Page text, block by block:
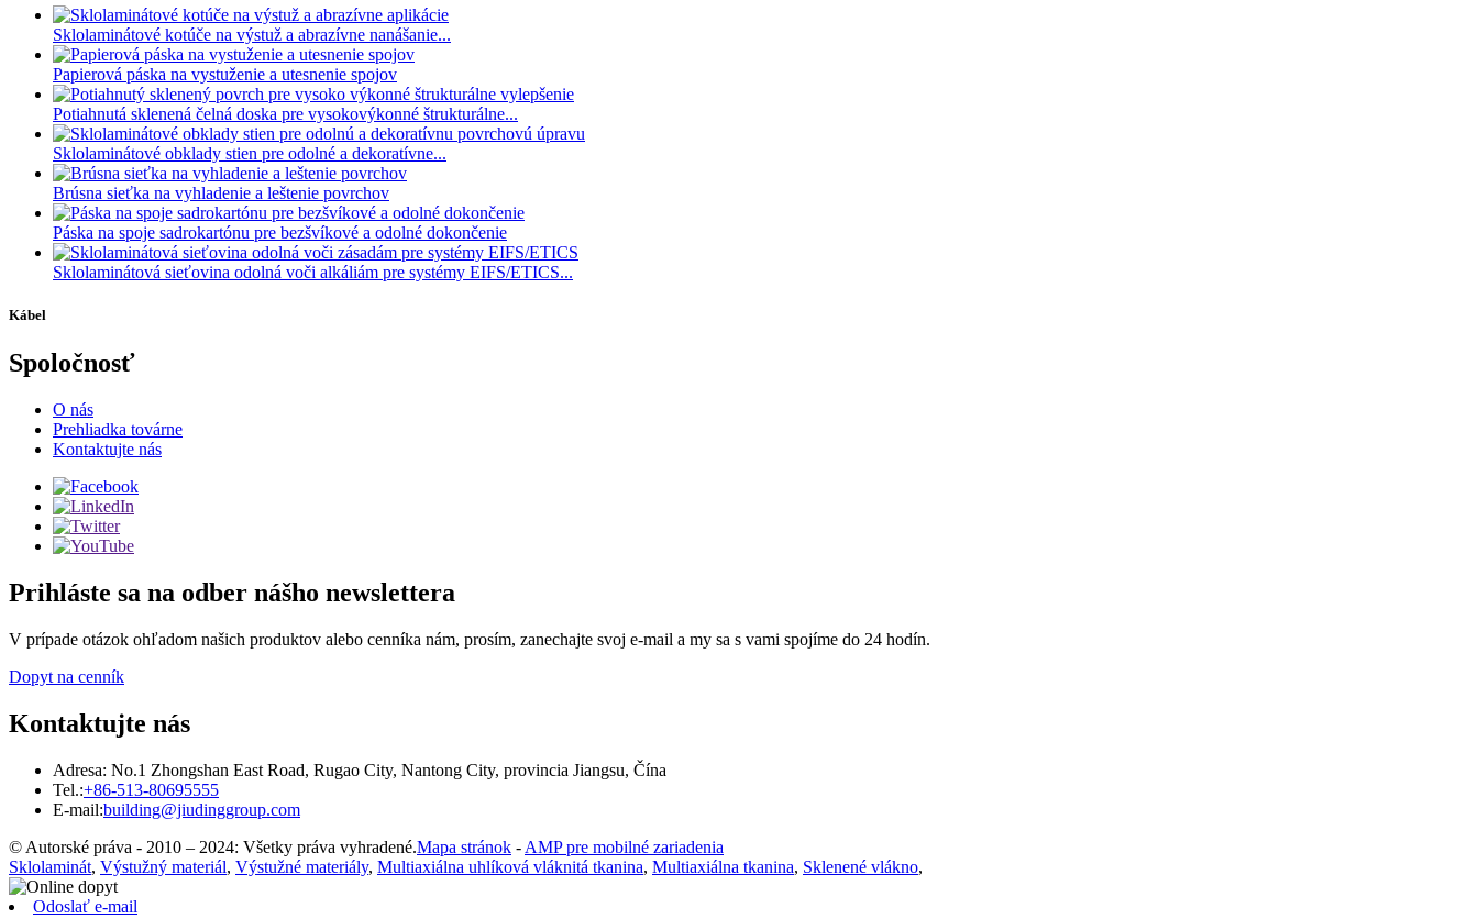
Sklolaminátové kotúče na výstuž a abrazívne nanášanie...
Papierová páska na vystuženie a utesnenie spojov
Potiahnutá sklenená čelná doska pre vysokovýkonné štrukturálne...
Sklolaminátové obklady stien pre odolné a dekoratívne...
Brúsna sieťka na vyhladenie a leštenie povrchov
Páska na spoje sadrokartónu pre bezšvíkové a odolné dokončenie
Sklolaminátová sieťovina odolná voči alkáliám pre systémy EIFS/ETICS...
Kábel
Spoločnosť
O nás
Prehliadka továrne
Kontaktujte nás
Prihláste sa na odber nášho newslettera
V prípade otázok ohľadom našich produktov alebo cenníka nám, prosím, zanechajte svoj e-mail a my sa s vami spojíme do 24 hodín.
Dopyt na cenník
Kontaktujte nás
Adresa: No.1 Zhongshan East Road, Rugao City, Nantong City, provincia Jiangsu, Čína
Tel.:+86-513-80695555
E-mail:building@jiudinggroup.com
© Autorské práva - 2010 – 2024: Všetky práva vyhradené.Mapa stránok - AMP pre mobilné zariadenia
Sklolaminát, Výstužný materiál, Výstužné materiály, Multiaxiálna uhlíková vláknitá tkanina, Multiaxiálna tkanina, Sklenené vlákno,
Odoslať e-mail